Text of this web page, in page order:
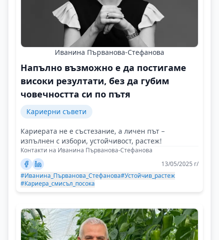
Иванина Първанова-Стефанова
Напълно възможно е да постигаме
високи резултати, без да губим
човечността си по пътя
Кариерни съвети
Кариерата не е състезание, а личен път –
изпълнен с избори, устойчивост, растеж!
Контакти на Иванина Първанова-Стефанова
13/05/2025 г/
#Иванина_Първанова_Стефанова#Устойчив_растеж
#Кариера_смисъл_посока